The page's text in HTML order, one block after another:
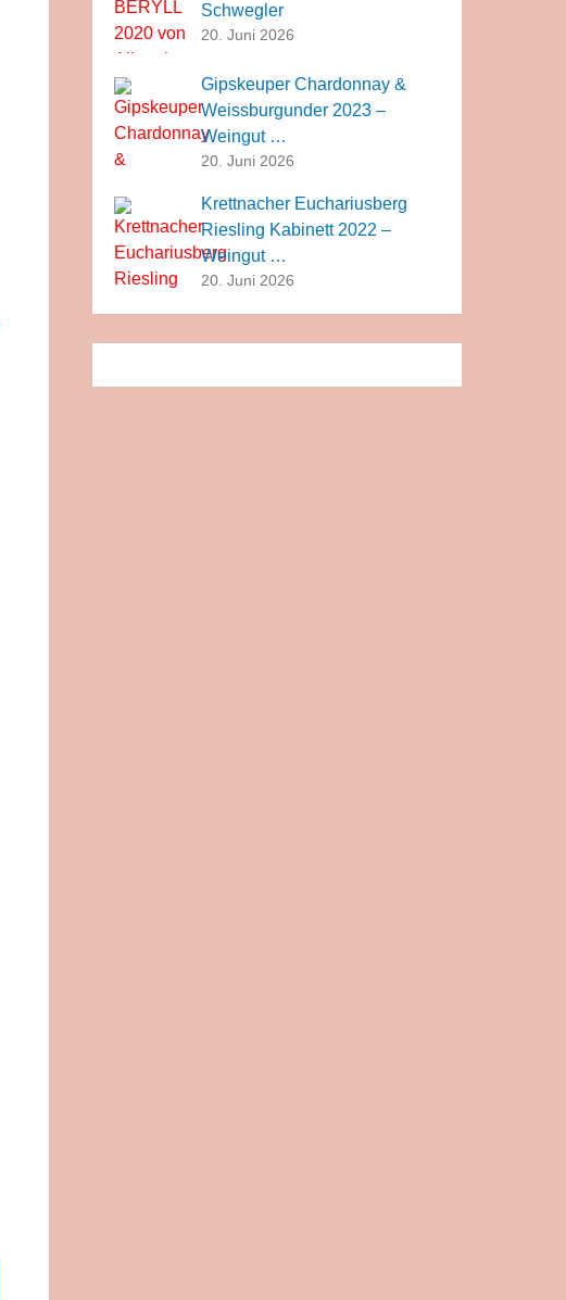
Schwegler
20. Juni 2026
Gipskeuper Chardonnay &
Weissburgunder 2023 –
Weingut …
20. Juni 2026
Krettnacher Euchariusberg
Riesling Kabinett 2022 –
Weingut …
20. Juni 2026